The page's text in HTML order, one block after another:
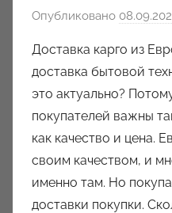
Опубликовано
Доставка карго из
доставка бытовой
это актуально?
покупателей важны
как качество и цена.
своим качеством, и
именно там. Но
доставки покупки.